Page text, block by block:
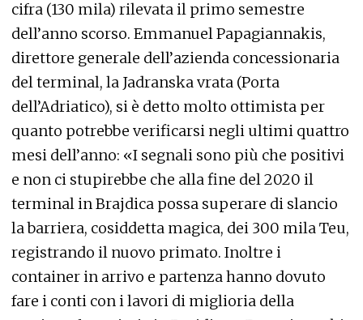
cifra (130 mila) rilevata il primo semestre
dell’anno scorso. Emmanuel Papagiannakis,
direttore generale dell’azienda concessionaria
del terminal, la Jadranska vrata (Porta
dell’Adriatico), si è detto molto ottimista per
quanto potrebbe verificarsi negli ultimi quattro
mesi dell’anno: «I segnali sono più che positivi
e non ci stupirebbe che alla fine del 2020 il
terminal in Brajdica possa superare di slancio
la barriera, cosiddetta magica, dei 300 mila Teu,
registrando il nuovo primato. Inoltre i
container in arrivo e partenza hanno dovuto
fare i conti con i lavori di miglioria della